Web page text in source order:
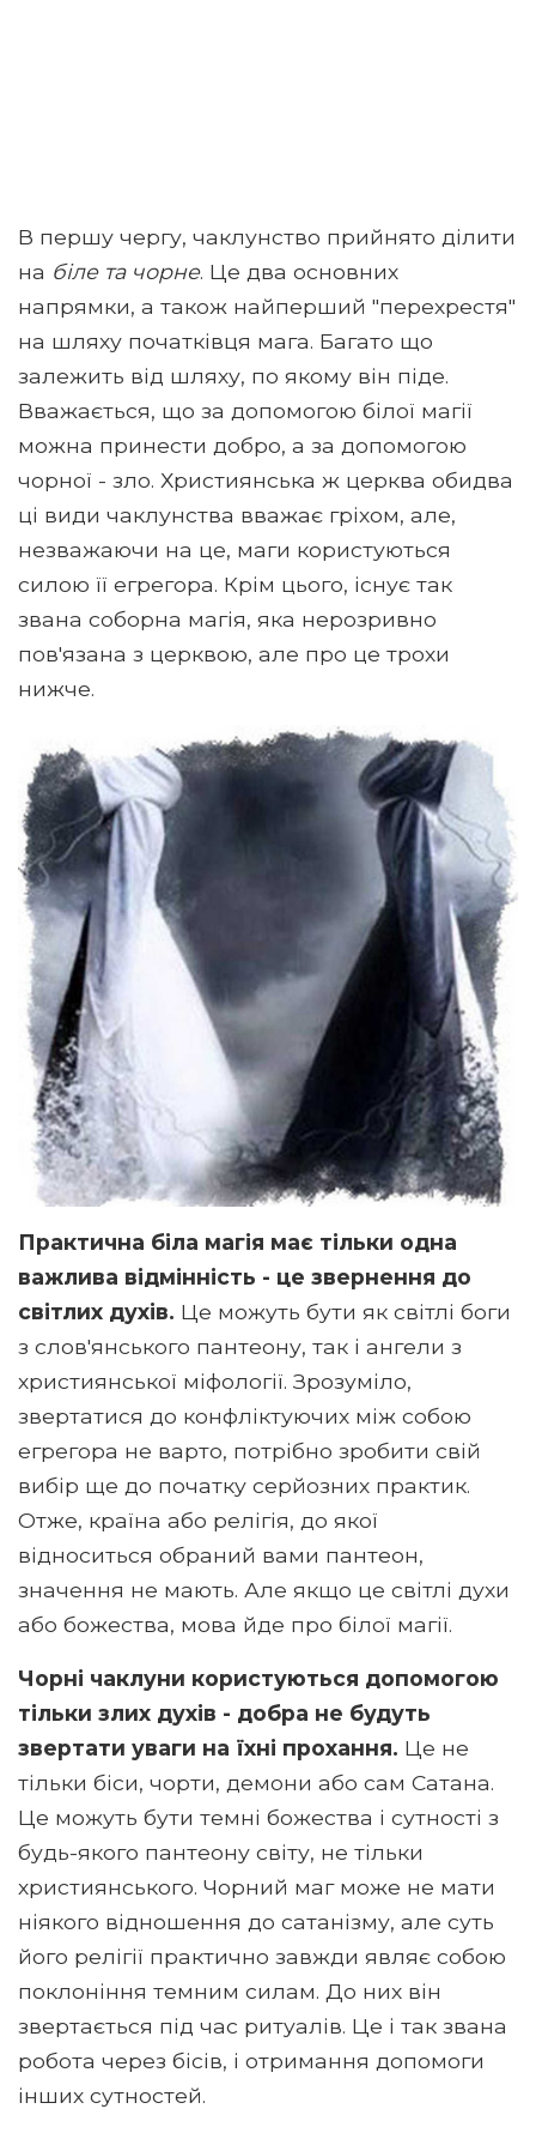
В першу чергу, чаклунство прийнято ділити
на біле та чорне. Це два основних
напрямки, а також найперший "перехрестя"
на шляху початківця мага. Багато що
залежить від шляху, по якому він піде.
Вважається, що за допомогою білої магії
можна принести добро, а за допомогою
чорної - зло. Християнська ж церква обидва
ці види чаклунства вважає гріхом, але,
незважаючи на це, маги користуються
силою її егрегора. Крім цього, існує так
звана соборна магія, яка нерозривно
пов'язана з церквою, але про це трохи
нижче.
Практична біла магія має тільки одна
важлива відмінність - це звернення до
світлих духів. Це можуть бути як світлі боги
з слов'янського пантеону, так і ангели з
християнської міфології. Зрозуміло,
звертатися до конфліктуючих між собою
егрегора не варто, потрібно зробити свій
вибір ще до початку серйозних практик.
Отже, країна або релігія, до якої
відноситься обраний вами пантеон,
значення не мають. Але якщо це світлі духи
або божества, мова йде про білої магії.
Чорні чаклуни користуються допомогою
тільки злих духів - добра не будуть
звертати уваги на їхні прохання. Це не
тільки біси, чорти, демони або сам Сатана.
Це можуть бути темні божества і сутності з
будь-якого пантеону світу, не тільки
християнського. Чорний маг може не мати
ніякого відношення до сатанізму, але суть
його релігії практично завжди являє собою
поклоніння темним силам. До них він
звертається під час ритуалів. Це і так звана
робота через бісів, і отримання допомоги
інших сутностей.